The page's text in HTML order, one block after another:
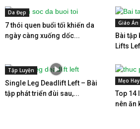
Da Đẹp
7 thói quen buổi tối khiến da
ngày càng xuống dốc...
Giáo Án
Bài tập
Lifts
Tập Luyện
Single Leg Deadlift Left – Bài
tập phát triển đùi sau,...
Mẹo Hay
Top 14
nên ăn